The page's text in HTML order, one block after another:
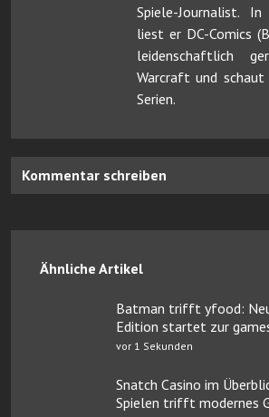
Spiele-Journalist.
liest er DC-Comics
leidenschaftlich
Warcraft und schaut
Serien.
Kommentar schreiben
Ähnliche Artikel
Batman trifft yfood:
Edition startet zur
vor 1 Sekunden
Snatch Casino im
Spielen trifft modernes